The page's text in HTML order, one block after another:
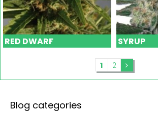
RED DWARF SYRUP
1 2
Blog categories